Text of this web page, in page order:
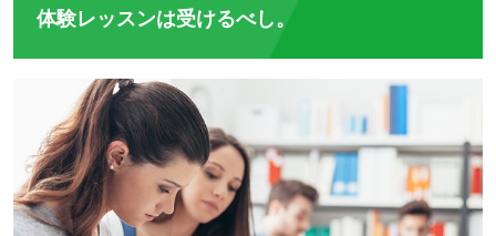
体験レッスンは受けるべし。